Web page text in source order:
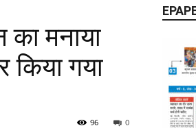
का मनाया
किया गया
0
96